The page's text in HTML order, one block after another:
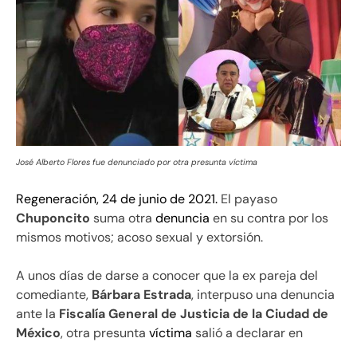
José Alberto Flores fue denunciado por otra presunta víctima
Regeneración, 24 de junio de 2021. El payaso
Chuponcito suma otra denuncia en su contra por los
mismos motivos; acoso sexual y extorsión.
A unos días de darse a conocer que la ex pareja del
comediante, Bárbara Estrada, interpuso una denuncia
ante la Fiscalía General de Justicia de la Ciudad de
México, otra presunta víctima salió a declarar en